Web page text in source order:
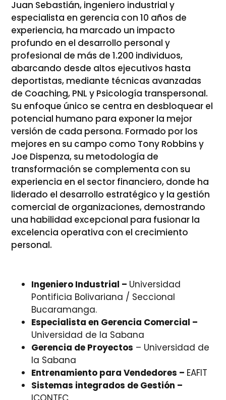
Juan Sebastián, ingeniero industrial y
especialista en gerencia con 10 años de
experiencia, ha marcado un impacto
profundo en el desarrollo personal y
profesional de más de 1.200 individuos,
abarcando desde altos ejecutivos hasta
deportistas, mediante técnicas avanzadas
de Coaching, PNL y Psicología transpersonal.
Su enfoque único se centra en desbloquear el
potencial humano para exponer la mejor
versión de cada persona. Formado por los
mejores en su campo como Tony Robbins y
Joe Dispenza, su metodología de
transformación se complementa con su
experiencia en el sector financiero, donde ha
liderado el desarrollo estratégico y la gestión
comercial de organizaciones, demostrando
una habilidad excepcional para fusionar la
excelencia operativa con el crecimiento
personal.
Ingeniero Industrial – Universidad
Pontificia Bolivariana / Seccional
Bucaramanga.
Especialista en Gerencia Comercial –
Universidad de la Sabana
Gerencia de Proyectos – Universidad de
la Sabana
Entrenamiento para Vendedores – EAFIT
Sistemas integrados de Gestión –